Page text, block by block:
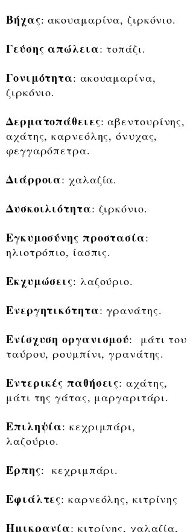
Βήχας: ακουαμαρίνα, ζιρκόνιο.
Γεύσης απώλεια: τοπάζι.
Γονιμότητα: ακουαμαρίνα,
ζιρκόνιο.
Δερματοπάθειες: αβεντουρίνης,
αχάτης, καρνεόλης, όνυχας,
φεγγαρόπετρα.
Διάρροια: χαλαζία.
Δυσκοιλιότητα: ζιρκόνιο.
Εγκυμοσύνης προστασία:
ηλιοτρόπιο, ίασπις.
Εκχυμώσεις: λαζούριο.
Ενεργητικότητα: γρανάτης.
Ενίσχυση οργανισμού: μάτι του
ταύρου, ρουμπίνι, γρανάτης.
Εντερικές παθήσεις: αχάτης,
μάτι της γάτας, μαργαριτάρι.
Επιληψία: κεχριμπάρι,
λαζούριο.
Έρπης: κεχριμπάρι.
Εφιάλτες: καρνεόλης, κιτρίνης
Ημικρανία: κιτρίνης, χαλαζία,